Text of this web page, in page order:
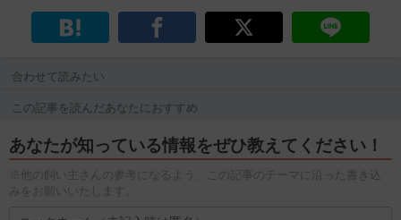
合わせて読みたい
この記事を読んだあなたにおすすめ
あなたが知っている情報をぜひ教えてください！
※他の飼い主さんの参考になるよう、この記事のテーマに沿った書き込
みをお願いいたします。